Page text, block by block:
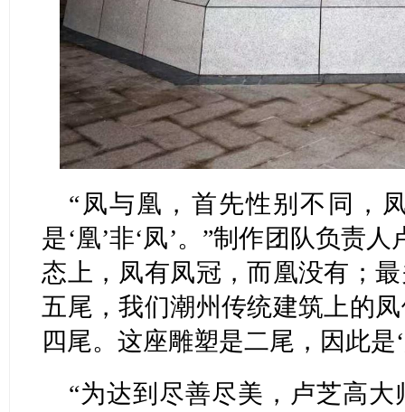
“凤与凰，首先性别不同，
是‘凰’非‘凤’。”制作团队负责
态上，凤有凤冠，而凰没有；
五尾，我们潮州传统建筑上的
四尾。这座雕塑是二尾，因此是
“为达到尽善尽美，卢芝高